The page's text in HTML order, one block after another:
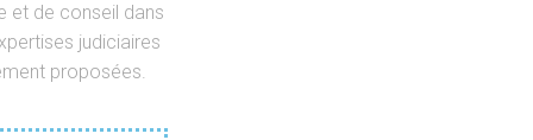
et de conseil dans
judiciaires
proposées.